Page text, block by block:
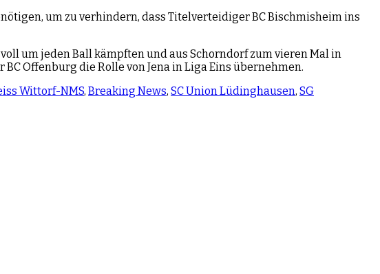
um zu verhindern, dass Titelverteidiger BC Bischmisheim ins
um jeden Ball kämpften und aus Schorndorf zum vieren Mal in
Offenburg die Rolle von Jena in Liga Eins übernehmen.
Wittorf-NMS, Breaking News, SC Union Lüdinghausen, SG